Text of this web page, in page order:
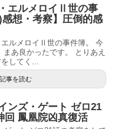
エルメロイⅡ世の事
想・考察】圧倒的感
ルメロイⅡ世の事件簿。 今
あ良かったです。 とりあえ
してく...
記事を読む
ンズ・ゲート ゼロ21
回 鳳凰院凶真復活